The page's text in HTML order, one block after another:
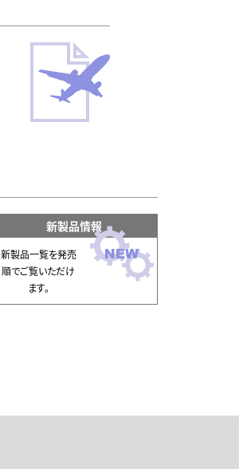
新製品情報
新製品一覧を発売
順でご覧いただけ
ます。